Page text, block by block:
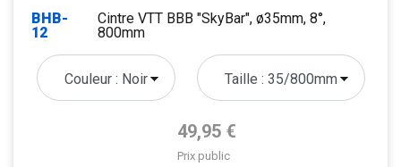
BHB-
12
Cintre VTT BBB "SkyBar", ø35mm, 8°,
800mm
Prix de base
49,95 €
Prix public